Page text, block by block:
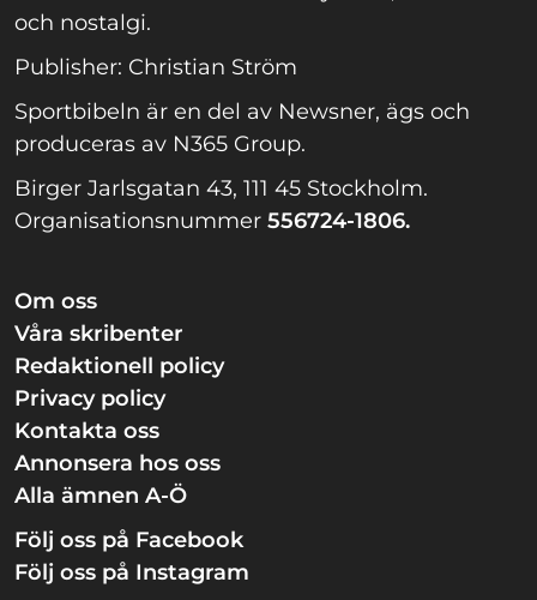
och nostalgi.
Publisher: Christian Ström
Sportbibeln är en del av Newsner, ägs och
produceras av N365 Group.
Birger Jarlsgatan 43, 111 45 Stockholm.
Organisationsnummer 556724-1806.
Om oss
Våra skribenter
Redaktionell policy
Privacy policy
Kontakta oss
Annonsera hos oss
Alla ämnen A-Ö
Följ oss på Facebook
Följ oss på Instagram